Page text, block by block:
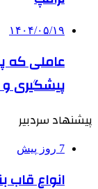
۱۴۰۴/۰۵/۱۹
عاملی که
پیشگیری و
پیشنهاد سردبیر
7 روز پیش
انواع قاب